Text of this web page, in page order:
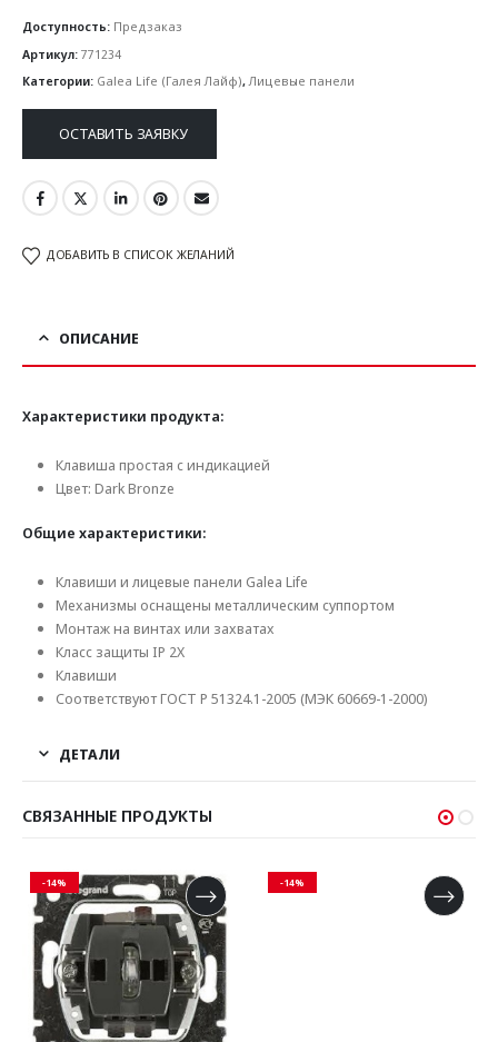
Доступность: Предзаказ
Артикул: 771234
Категории: Galea Life (Галея Лайф),Лицевые панели
ОСТАВИТЬ ЗАЯВКУ
ДОБАВИТЬ В СПИСОК ЖЕЛАНИЙ
ОПИСАНИЕ
Характеристики продукта:
Клавиша простая с индикацией
Цвет: Dark Bronze
Общие характеристики:
Клавиши и лицевые панели Galea Life
Механизмы оснащены металлическим суппортом
Монтаж на винтах или захватах
Класс защиты IP 2X
Клавиши
Соответствуют ГОСТ Р 51324.1-2005 (МЭК 60669-1-2000)
ДЕТАЛИ
СВЯЗАННЫЕ ПРОДУКТЫ
-14% -14%